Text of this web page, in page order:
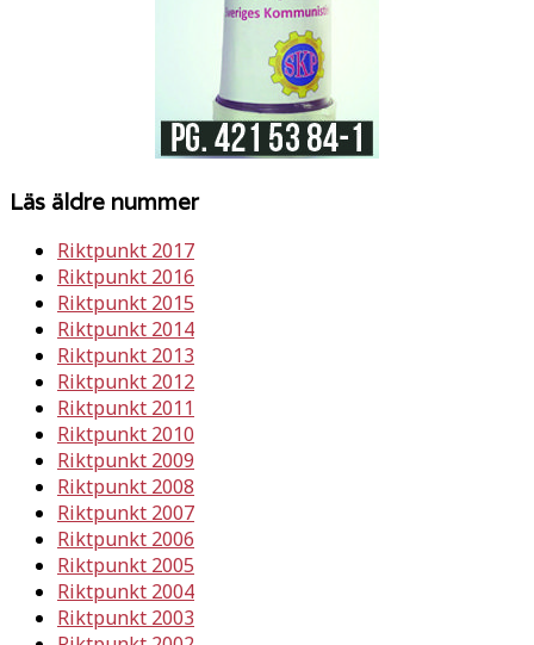
Läs äldre nummer
Riktpunkt 2017
Riktpunkt 2016
Riktpunkt 2015
Riktpunkt 2014
Riktpunkt 2013
Riktpunkt 2012
Riktpunkt 2011
Riktpunkt 2010
Riktpunkt 2009
Riktpunkt 2008
Riktpunkt 2007
Riktpunkt 2006
Riktpunkt 2005
Riktpunkt 2004
Riktpunkt 2003